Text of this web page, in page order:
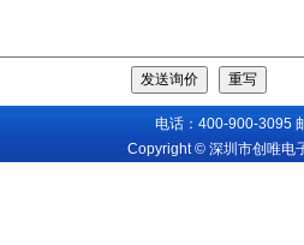
电话：400-900-3095
Copyright © 深圳市创唯电